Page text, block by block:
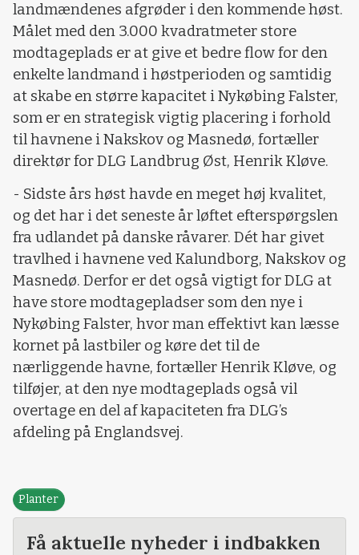
landmændenes afgrøder i den kommende høst.
Målet med den 3.000 kvadratmeter store
modtageplads er at give et bedre flow for den
enkelte landmand i høstperioden og samtidig
at skabe en større kapacitet i Nykøbing Falster,
som er en strategisk vigtig placering i forhold
til havnene i Nakskov og Masnedø, fortæller
direktør for DLG Landbrug Øst, Henrik Kløve.
- Sidste års høst havde en meget høj kvalitet,
og det har i det seneste år løftet efterspørgslen
fra udlandet på danske råvarer. Dét har givet
travlhed i havnene ved Kalundborg, Nakskov og
Masnedø. Derfor er det også vigtigt for DLG at
have store modtagepladser som den nye i
Nykøbing Falster, hvor man effektivt kan læsse
kornet på lastbiler og køre det til de
nærliggende havne, fortæller Henrik Kløve, og
tilføjer, at den nye modtageplads også vil
overtage en del af kapaciteten fra DLG’s
afdeling på Englandsvej.
Planter
Få aktuelle nyheder i indbakken